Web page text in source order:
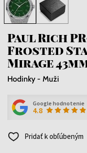
Paul Rich
Frosted
Mirage
Hodinky - Muži
Google hodnotenie
4.8
Pridať k obľúbeným